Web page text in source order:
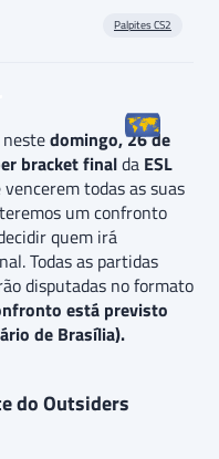
Palpites CS2
domingo, 26 de
bracket finalda ESL
vencerem todas as suas
teremos um confronto
quem irá
Todas as partidas
disputadas no formato
está previsto
de Brasília).
do Outsiders